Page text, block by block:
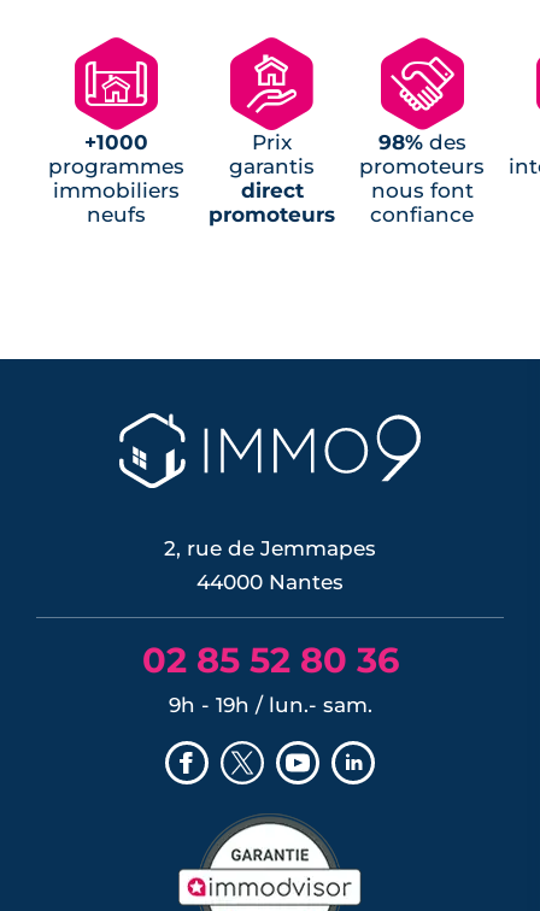
Chef (1)
Programmes neufs Saint-Père-en-Retz (1)
Programmes neufs Trignac (1)
Programmes neufs La Turballe (1)
🗺
+1000
programmes
immobiliers
neufs
🏘
Prix
garantis
direct
promoteurs
🤝
98%des
promoteurs
nous font
confiance
2, rue de Jemmapes
44000 Nantes
02 85 52 80 36
9h - 19h / lun.- sam.